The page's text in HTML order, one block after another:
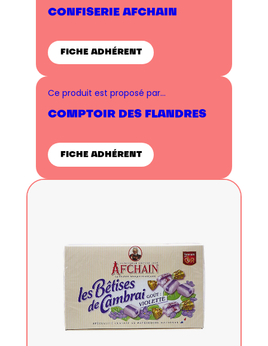
CONFISERIE AFCHAIN
FICHE ADHÉRENT
Ce produit est proposé par…
COMPTOIR DES FLANDRES
FICHE ADHÉRENT